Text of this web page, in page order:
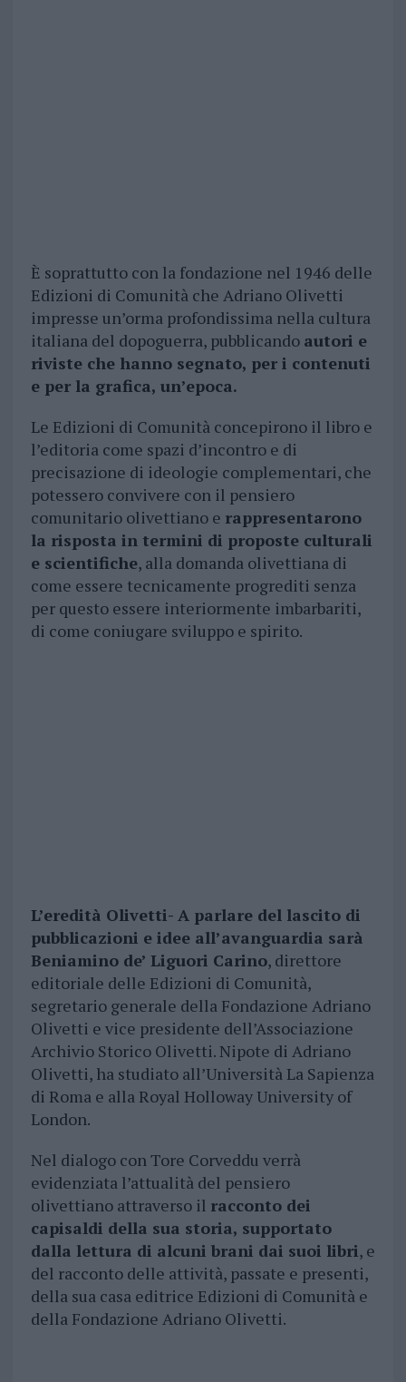
È soprattutto con la fondazione nel 1946 delle
Edizioni di Comunità che Adriano Olivetti
impresse un’orma profondissima nella cultura
italiana del dopoguerra, pubblicando autori e
riviste che hanno segnato, per i contenuti
e per la grafica, un’epoca.
Le Edizioni di Comunità concepirono il libro e
l’editoria come spazi d’incontro e di
precisazione di ideologie complementari, che
potessero convivere con il pensiero
comunitario olivettiano e rappresentarono
la risposta in termini di proposte culturali
e scientifiche, alla domanda olivettiana di
come essere tecnicamente progrediti senza
per questo essere interiormente imbarbariti,
di come coniugare sviluppo e spirito.
L’eredità Olivetti- A parlare del lascito di
pubblicazioni e idee all’avanguardia sarà
Beniamino de’ Liguori Carino, direttore
editoriale delle Edizioni di Comunità,
segretario generale della Fondazione Adriano
Olivetti e vice presidente dell’Associazione
Archivio Storico Olivetti. Nipote di Adriano
Olivetti, ha studiato all’Università La Sapienza
di Roma e alla Royal Holloway University of
London.
Nel dialogo con Tore Corveddu verrà
evidenziata l’attualità del pensiero
olivettiano attraverso il racconto dei
capisaldi della sua storia, supportato
dalla lettura di alcuni brani dai suoi libri, e
del racconto delle attività, passate e presenti,
della sua casa editrice Edizioni di Comunità e
della Fondazione Adriano Olivetti.